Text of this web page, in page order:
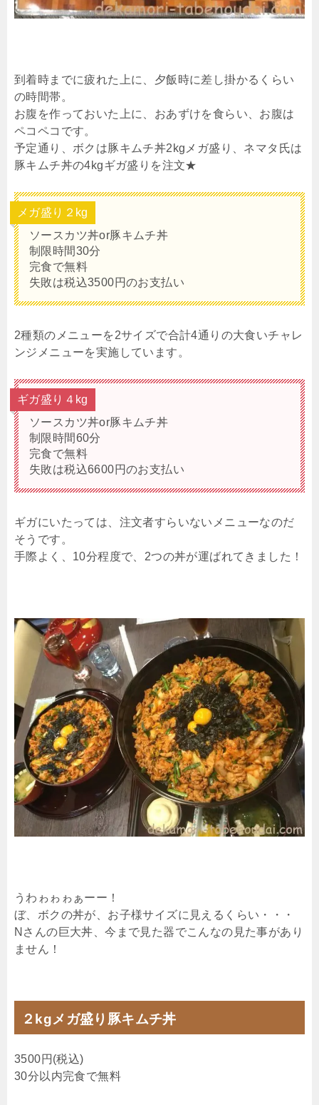
到着時までに疲れた上に、夕飯時に差し掛かるくらい
の時間帯。
お腹を作っておいた上に、おあずけを食らい、お腹は
ペコペコです。
予定通り、ボクは豚キムチ丼2kgメガ盛り、ネマタ氏は
豚キムチ丼の4kgギガ盛りを注文★
メガ盛り２kg
ソースカツ丼or豚キムチ丼
制限時間30分
完食で無料
失敗は税込3500円のお支払い
2種類のメニューを2サイズで合計4通りの大食いチャレ
ンジメニューを実施しています。
ギガ盛り４kg
ソースカツ丼or豚キムチ丼
制限時間60分
完食で無料
失敗は税込6600円のお支払い
ギガにいたっては、注文者すらいないメニューなのだ
そうです。
手際よく、10分程度で、2つの丼が運ばれてきました！
うわゎゎゎぁーー！
ぼ、ボクの丼が、お子様サイズに見えるくらい・・・
Nさんの巨大丼、今まで見た器でこんなの見た事があり
ません！
２kgメガ盛り豚キムチ丼
3500円(税込)
30分以内完食で無料